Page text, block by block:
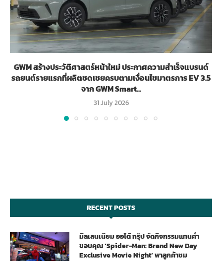
GWM สร้างประวัติศาสตร์หน้าใหม่ ประกาศความสำเร็จแบรนด์
รถยนต์รายแรกที่ผลิตชดเชยครบตามเงื่อนไขมาตรการ EV 3.5
จาก GWM Smart...
31 July 2026
RECENT POSTS
มิลเลนเนียม ออโต้ กรุ๊ป จัดกิจกรรมแทนคำ
ขอบคุณ ‘Spider-Man: Brand New Day
Exclusive Movie Night’ พาลูกค้าชม